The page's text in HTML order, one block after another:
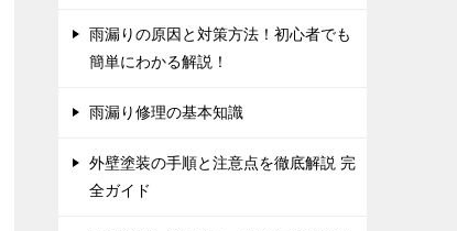
雨漏りの原因と対策方法！初心者でも
簡単にわかる解説！
雨漏り修理の基本知識
外壁塗装の手順と注意点を徹底解説 完
全ガイド